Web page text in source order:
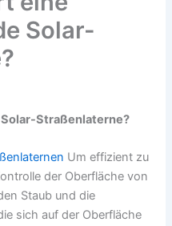
Solar-
Straßenlaterne?
Um effizient zu
der Oberfläche von
Staub und die
sich auf der Oberfläche